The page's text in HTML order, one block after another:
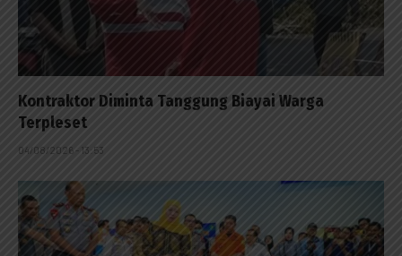
Kontraktor Diminta Tanggung Biayai Warga
Terpleset
04/08/2026 - 13:53